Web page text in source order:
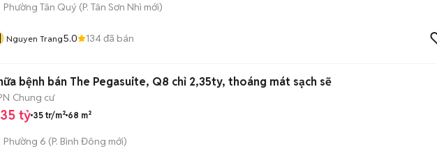
Phường Tân Quý (P. Tân Sơn Nhì mới)
Nguyen Trang5.0 134đã bán
bệnh bán The Pegasuite, Q8 chỉ 2,35ty, thoáng mát sạch sẽ
Chung cư
tỷ 35 tr/m² 68 m²
Phường 6 (P. Bình Đông mới)